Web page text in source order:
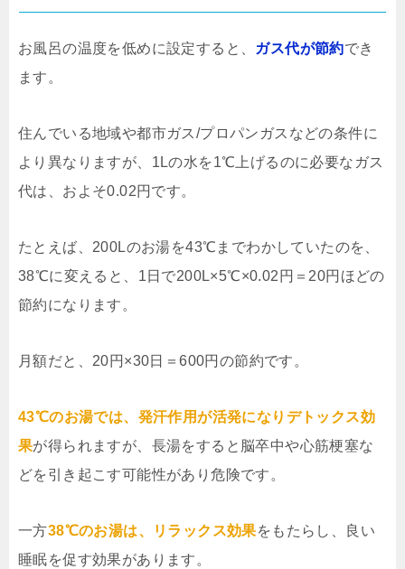
お風呂の温度を低めに設定すると、 ガス代が節約でき
ます。
住んでいる地域や都市ガス/プロパンガスなどの条件に
より異なりますが、1Lの水を1℃上げるのに必要なガス
代は、およそ0.02円です。
たとえば、200Lのお湯を43℃までわかしていたのを、
38℃に変えると、1日で200L×5℃×0.02円＝20円ほどの
節約になります。
月額だと、20円×30日＝600円の節約です。
43℃のお湯では、発汗作用が活発になりデトックス効
果が得られますが、長湯をすると脳卒中や心筋梗塞な
どを引き起こす可能性があり危険です。
一方38℃のお湯は、リラックス効果をもたらし、良い
睡眠を促す効果があります。